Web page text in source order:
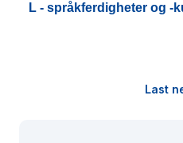
L - språkferdigheter og -